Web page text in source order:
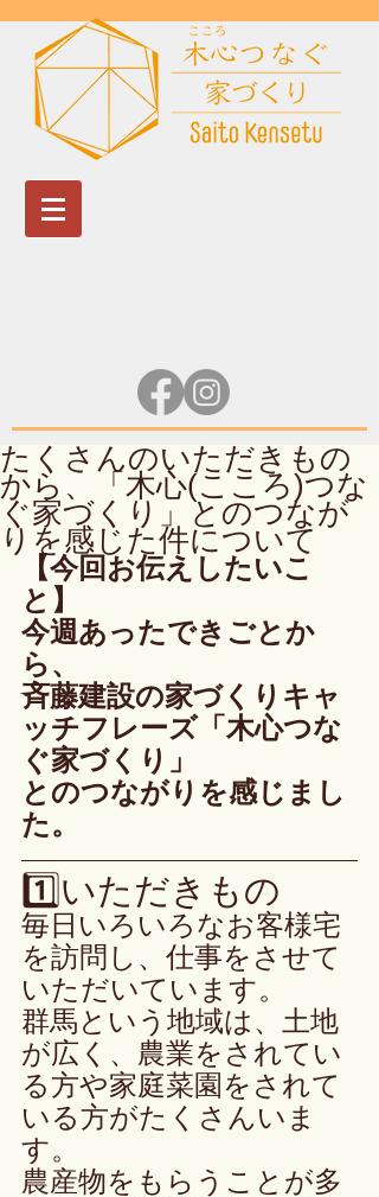
たくさんのいただきもの
から、「木心(こころ)つな
ぐ家づくり」とのつなが
りを感じた件について
【今回お伝えしたいこ
と】
今週あったできごとか
ら、
斉藤建設の家づくりキャ
ッチフレーズ「木心つな
ぐ家づくり」
とのつながりを感じまし
た。
1️⃣いただきもの
毎日いろいろなお客様宅
を訪問し、仕事をさせて
いただいています。
群馬という地域は、土地
が広く、農業をされてい
る方や家庭菜園をされて
いる方がたくさんいま
す。
農産物をもらうことが多